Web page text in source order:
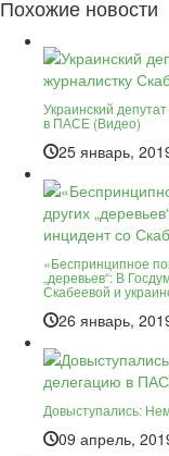
Похожие новости
Украинский
в ПАСЕ (Видео)
25 январь,
«Беспринципное
„деревьев“: В
Скабеевой и
26 январь,
Довыступались:
09 апрель,